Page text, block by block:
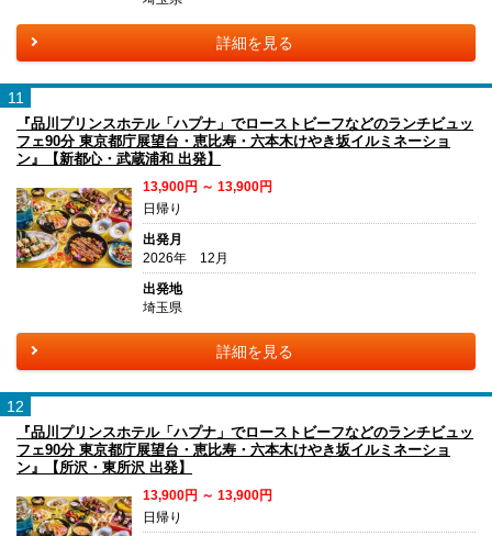
詳細を見る
11
『品川プリンスホテル「ハプナ」でローストビーフなどのランチビュッ
フェ90分 東京都庁展望台・恵比寿・六本木けやき坂イルミネーショ
ン』【新都心・武蔵浦和 出発】
13,900円 ～ 13,900円
日帰り
出発月
2026年 12月
出発地
埼玉県
詳細を見る
12
『品川プリンスホテル「ハプナ」でローストビーフなどのランチビュッ
フェ90分 東京都庁展望台・恵比寿・六本木けやき坂イルミネーショ
ン』【所沢・東所沢 出発】
13,900円 ～ 13,900円
日帰り